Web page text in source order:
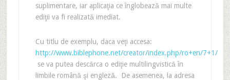
suplimentare, iar aplicaţia ce înglobează mai multe
ediţii va fi realizată imediat.
Cu titlu de exemplu, daca veţi accesa:
http://www.biblephone.net/creator/index.php/ro+en/7+1/
se va putea descărca o ediţie multilingvistică în
limbile română şi engleză. De asemenea, la adresa